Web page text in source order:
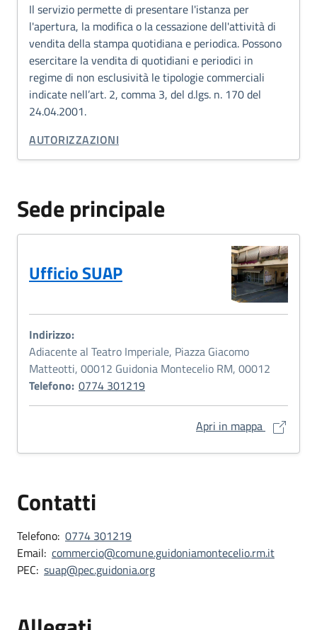
Il servizio permette di presentare l'istanza per
l'apertura, la modifica o la cessazione dell'attività di
vendita della stampa quotidiana e periodica. Possono
esercitare la vendita di quotidiani e periodici in
regime di non esclusività le tipologie commerciali
indicate nell’art. 2, comma 3, del d.lgs. n. 170 del
24.04.2001.
CATEGORIA CORRELATA:
AUTORIZZAZIONI
Sede principale
Ufficio SUAP
Indirizzo:
Adiacente al Teatro Imperiale, Piazza Giacomo
Matteotti, 00012 Guidonia Montecelio RM, 00012
Telefono: 0774 301219
Apri in mappa Ufficio
Contatti
Telefono: 0774 301219
Email: commercio@comune.guidoniamontecelio.rm.it
PEC: suap@pec.guidonia.org